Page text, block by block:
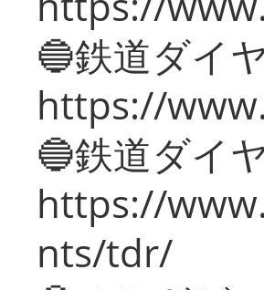
🔵鉄道ダイ
https://
🔵鉄道ダイ
https://
nts/tdr/